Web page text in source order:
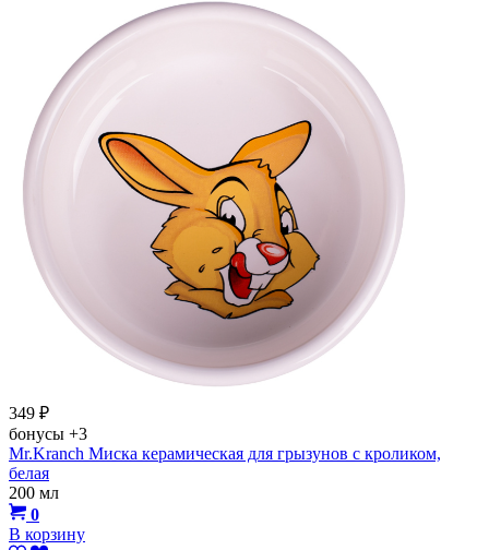
349 ₽
бонусы +3
Mr.Kranch Миска керамическая для грызунов с кроликом,
белая
200 мл
0
В корзину